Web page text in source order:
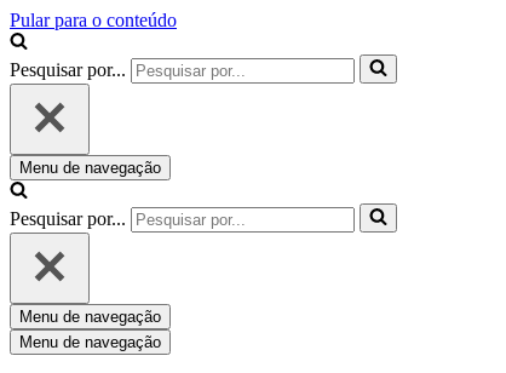
Pular para o conteúdo
Pesquisar por...
Menu de navegação
Pesquisar por...
Menu de navegação
Menu de navegação